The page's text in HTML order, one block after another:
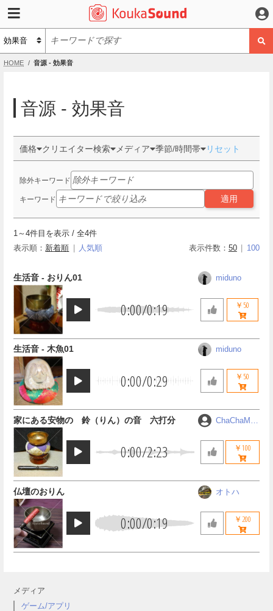
HOME 音源 - 効果音
メディア
ゲーム/アプリ
音源 - 効果音
価格 クリエイター検索 メディア 季節/時間帯 リセット
除外キーワード
キーワード 適用
1 ～4件目を表示 / 全4件
表示順： 新着順 人気順 表示件数： 50 100
0:00/0:19
生活音 - おりん01 miduno
￥50
0:00/0:29
生活音 - 木魚01 miduno
￥50
0:00/2:23
家にある安物の 鈴（りん）の音 六打分
ChaChaMA
￥100
0:00/0:19
仏壇のおりん オトハ
￥200